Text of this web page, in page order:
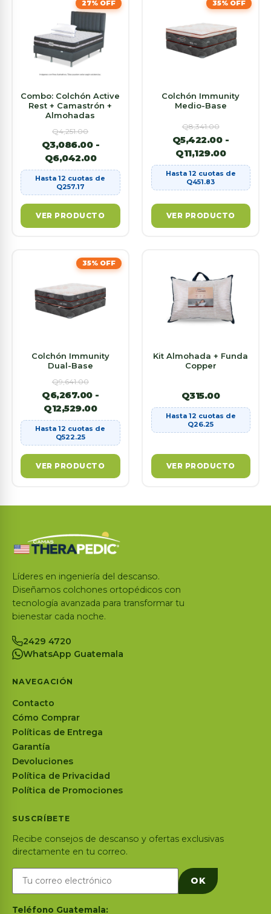
27% OFF
Combo: Colchón Active
Rest + Camastrón +
Almohadas
Q4,251.00
Q3,086.00 -
Q6,042.00
Hasta 12 cuotas de
Q257.17
VER PRODUCTO
35% OFF
Colchón Immunity
Medio-Base
Q8,341.00
Q5,422.00 -
Q11,129.00
Hasta 12 cuotas de
Q451.83
VER PRODUCTO
35% OFF
Colchón Immunity
Dual-Base
Q9,641.00
Q6,267.00 -
Q12,529.00
Hasta 12 cuotas de
Q522.25
VER PRODUCTO
Kit Almohada + Funda
Copper
Q315.00
Hasta 12 cuotas de
Q26.25
VER PRODUCTO
Líderes en ingeniería del descanso.
Diseñamos colchones ortopédicos con
tecnología avanzada para transformar tu
bienestar cada noche.
2429 4720
WhatsApp Guatemala
NAVEGACIÓN
Contacto
Cómo Comprar
Políticas de Entrega
Garantía
Devoluciones
Política de Privacidad
Política de Promociones
SUSCRÍBETE
Recibe consejos de descanso y ofertas exclusivas
directamente en tu correo.
OK
Teléfono Guatemala: